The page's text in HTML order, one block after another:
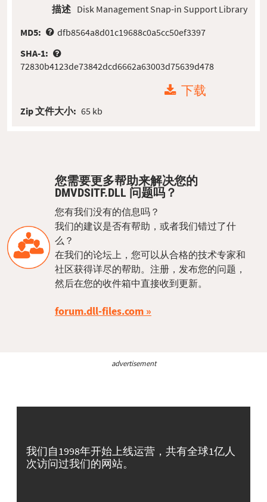
描述 Disk Management Snap-in Support Library
MD5:
dfb8564a8d01c19688c0a5cc50ef3397
SHA-1:
72830b4123de73842dcd6662a63003d75639d478
下载
Zip 文件大小: 65 kb
您需要更多帮助来解决您的
DMVDSITF.DLL 问题吗？
您有我们没有的信息吗？
我们的建议是否有帮助，或者我们错过了什
么？
在我们的论坛上，您可以从合格的技术专家和
社区获得详尽的帮助。注册，发布您的问题，
然后在您的收件箱中直接收到更新。
forum.dll-files.com
advertisement
我们自1998年开始上线运营，共有全球1亿人
次访问过我们的网站。